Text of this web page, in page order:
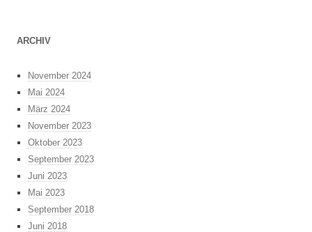
ARCHIV
November 2024
Mai 2024
März 2024
November 2023
Oktober 2023
September 2023
Juni 2023
Mai 2023
September 2018
Juni 2018